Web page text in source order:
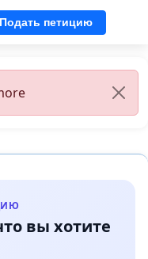
Подать петицию
вы хотите